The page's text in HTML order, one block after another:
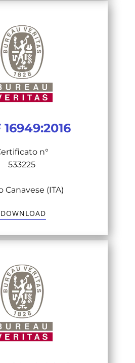
16949:2016
n°
533225
Canavese (ITA)
​ DOWNLOAD